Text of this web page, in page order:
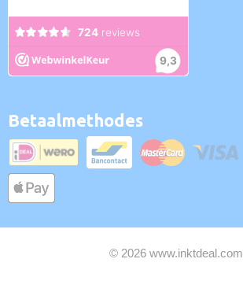
Betaalmethodes
© 2026 www.inktdeal.com